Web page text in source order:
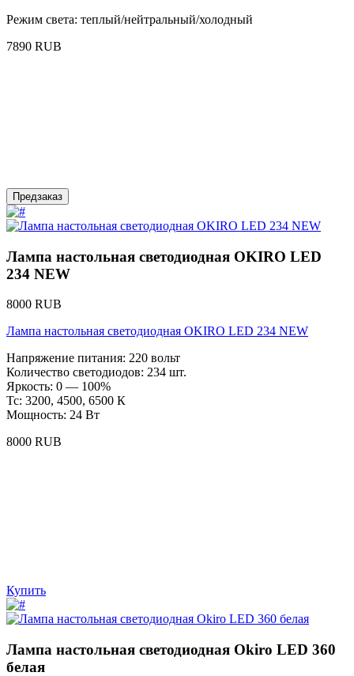
Режим света: теплый/нейтральный/холодный
7890 RUB
Предзаказ
Лампа настольная светодиодная OKIRO LED
234 NEW
8000 RUB
Лампа настольная светодиодная OKIRO LED 234 NEW
Напряжение питания: 220 вольт
Количество светодиодов: 234 шт.
Яркость: 0 — 100%
Тс: 3200, 4500, 6500 К
Мощность: 24 Вт
8000 RUB
Купить
Лампа настольная светодиодная Okiro LED 360
белая